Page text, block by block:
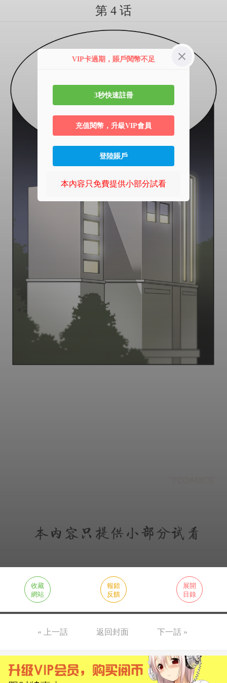
第 4 话
收藏
網站
報錯
反饋
展開
目錄
« 上一話 返回封面 下一話 »
VIP卡過期，賬戶閱幣不足
3秒快速註冊
充值閱幣，升級VIP會員
登陸賬戶
本內容只免費提供小部分試看